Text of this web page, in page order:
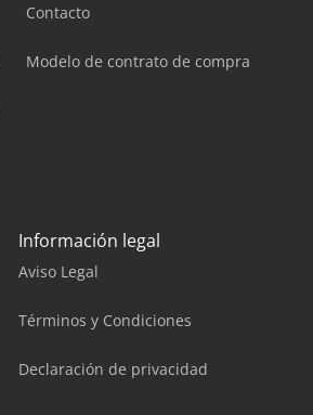
Contacto
Modelo de contrato de compra
Información legal
Aviso Legal
Términos y Condiciones
Declaración de privacidad